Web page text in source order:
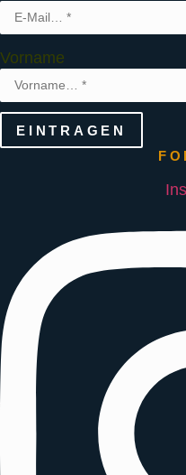
Vorname
EINTRAGEN